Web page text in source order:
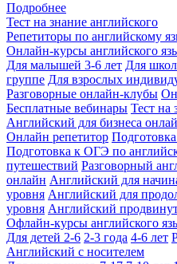
Подробнее
Тест на знание английского
Репетиторы по английскому
Онлайн-курсы английского
Для малышей 3-6 лет Для
группе Для взрослых
Разговорные онлайн-клубы
Бесплатные вебинары Тест на
Английский для бизнеса
Онлайн репетитор
Подготовка к ОГЭ по
путешествий Разговорный
онлайн Английский для
уровня Английский для
уровня Английский
Офлайн-курсы английского
Для детей 2-6 2-3 года 4-6 лет
Английский с носителем